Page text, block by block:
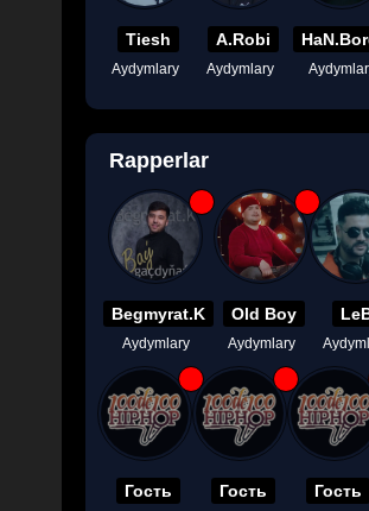
Tiesh
Aydymlary
A.Robi
Aydymlary
Rapperlar
Begmyrat.K
Aydymlary
Old Boy
Aydymlary
Гость Гость Гость